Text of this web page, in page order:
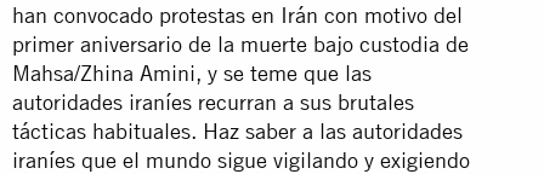
han convocado protestas en Irán con motivo del
primer aniversario de la muerte bajo custodia de
Mahsa/Zhina Amini, y se teme que las
autoridades iraníes recurran a sus brutales
tácticas habituales. Haz saber a las autoridades
iraníes que el mundo sigue vigilando y exigiendo